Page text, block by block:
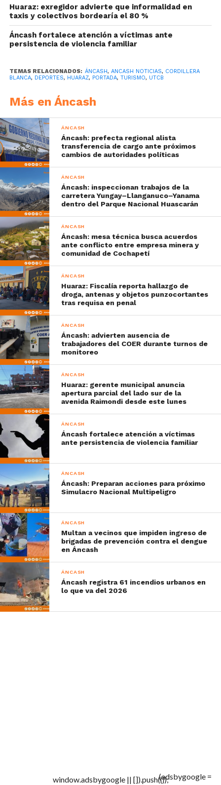
Huaraz: exregidor advierte que informalidad en
taxis y colectivos bordearía el 80 %
Áncash fortalece atención a víctimas ante
persistencia de violencia familiar
TEMAS RELACIONADOS: ÁNCASH, ANCASH NOTICIAS, CORDILLERA
BLANCA, DEPORTES, HUARAZ, PORTADA, TURISMO, UTCB
Más en Áncash
ÁNCASH
Áncash: prefecta regional alista
transferencia de cargo ante próximos
cambios de autoridades políticas
ÁNCASH
Áncash: inspeccionan trabajos de la
carretera Yungay–Llanganuco–Yanama
dentro del Parque Nacional Huascarán
ÁNCASH
Áncash: mesa técnica busca acuerdos
ante conflicto entre empresa minera y
comunidad de Cochapetí
ÁNCASH
Huaraz: Fiscalía reporta hallazgo de
droga, antenas y objetos punzocortantes
tras requisa en penal
ÁNCASH
Áncash: advierten ausencia de
trabajadores del COER durante turnos de
monitoreo
ÁNCASH
Huaraz: gerente municipal anuncia
apertura parcial del lado sur de la
avenida Raimondi desde este lunes
ÁNCASH
Áncash fortalece atención a víctimas
ante persistencia de violencia familiar
ÁNCASH
Áncash: Preparan acciones para próximo
Simulacro Nacional Multipeligro
ÁNCASH
Multan a vecinos que impiden ingreso de
brigadas de prevención contra el dengue
en Áncash
ÁNCASH
Áncash registra 61 incendios urbanos en
lo que va del 2026
(adsbygoogle =
window.adsbygoogle || []).push({});